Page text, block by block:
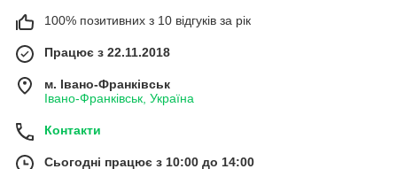
100% позитивних з 10 відгуків за рік
Працює з 22.11.2018
м. Івано-Франківськ
Івано-Франківськ, Україна
Контакти
Сьогодні працює з 10:00 до 14:00